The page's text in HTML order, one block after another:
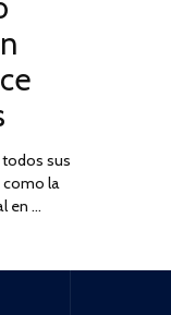
2025
sus
como la
en …